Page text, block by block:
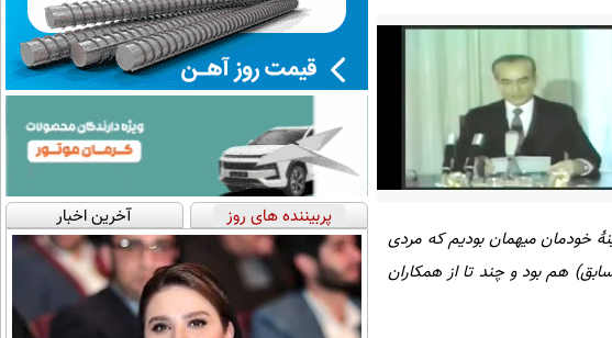
خودمان میهمان بودیم که مردی
هم بود و چند تا از همکاران
پربیننده های روز آخرین اخبار